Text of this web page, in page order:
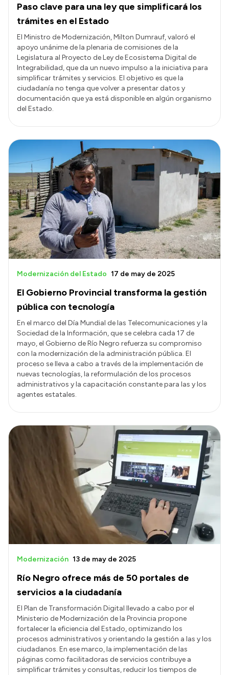
Paso clave para una ley que simplificará los
trámites en el Estado
El Ministro de Modernización, Milton Dumrauf, valoró el
apoyo unánime de la plenaria de comisiones de la
Legislatura al Proyecto de Ley de Ecosistema Digital de
Integrabilidad, que da un nuevo impulso a la iniciativa para
simplificar trámites y servicios. El objetivo es que la
ciudadanía no tenga que volver a presentar datos y
documentación que ya está disponible en algún organismo
del Estado.
El Gobierno Provincial transforma la gestión
pública con tecnología
Modernización del Estado 17 de may de 2025
En el marco del Día Mundial de las Telecomunicaciones y la
Sociedad de la Información, que se celebra cada 17 de
mayo, el Gobierno de Río Negro refuerza su compromiso
con la modernización de la administración pública. El
proceso se lleva a cabo a través de la implementación de
nuevas tecnologías, la reformulación de los procesos
administrativos y la capacitación constante para las y los
agentes estatales.
Río Negro ofrece más de 50 portales de
servicios a la ciudadanía
Modernización 13 de may de 2025
El Plan de Transformación Digital llevado a cabo por el
Ministerio de Modernización de la Provincia propone
fortalecer la eficiencia del Estado, optimizando los
procesos administrativos y orientando la gestión a las y los
ciudadanos. En ese marco, la implementación de las
páginas como facilitadoras de servicios contribuye a
simplificar trámites y consultas, reducir los tiempos de